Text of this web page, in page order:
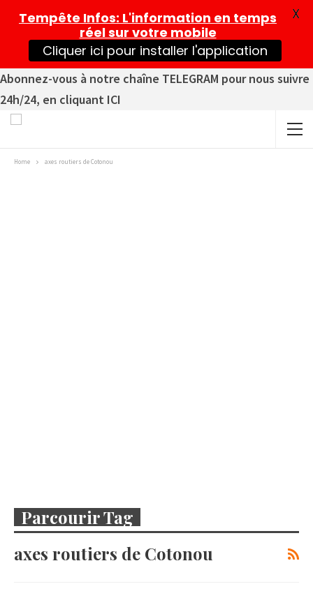
Abonnez-vous à notre chaîne TELEGRAM pour nous suivre
24h/24, en cliquant ICI
Home axes routiers de Cotonou
Parcourir Tag
axes routiers de Cotonou
Tempête Infos: L'information en temps
réel sur votre mobile
Cliquer ici pour installer l'application
X